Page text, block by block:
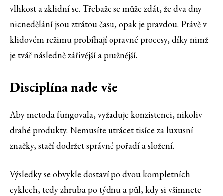
vlhkost a zklidní se. Třebaže se může zdát, že dva dny
nicnedělání jsou ztrátou času, opak je pravdou. Právě v
klidovém režimu probíhají opravné procesy, díky nimž
je tvář následně zářivější a pružnější.
Disciplína nade vše
Aby metoda fungovala, vyžaduje konzistenci, nikoliv
drahé produkty. Nemusíte utrácet tisíce za luxusní
značky, stačí dodržet správné pořadí a složení.
Výsledky se obvykle dostaví po dvou kompletních
cyklech, tedy zhruba po týdnu a půl, kdy si všimnete